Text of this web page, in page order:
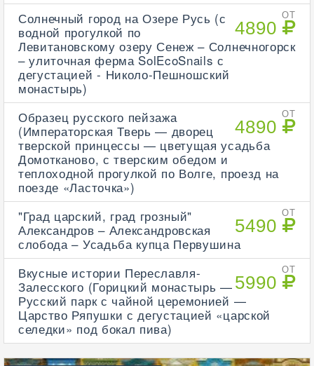
ОТ
4890
Солнечный город на Озере Русь (с
водной прогулкой по
Левитановскому озеру Сенеж – Солнечногорск
– улиточная ферма SolEcoSnails с
дегустацией - Николо-Пешношский
монастырь)
ОТ
4890
Образец русского пейзажа
(Императорская Тверь — дворец
тверской принцессы — цветущая усадьба
Домотканово, с тверским обедом и
теплоходной прогулкой по Волге, проезд на
поезде «Ласточка»)
ОТ
5490
"Град царский, град грозный"
Александров – Александровская
слобода – Усадьба купца Первушина
ОТ
5990
Вкусные истории Переславля-
Залесского (Горицкий монастырь —
Русский парк с чайной церемонией —
Царство Ряпушки с дегустацией «царской
селедки» под бокал пива)